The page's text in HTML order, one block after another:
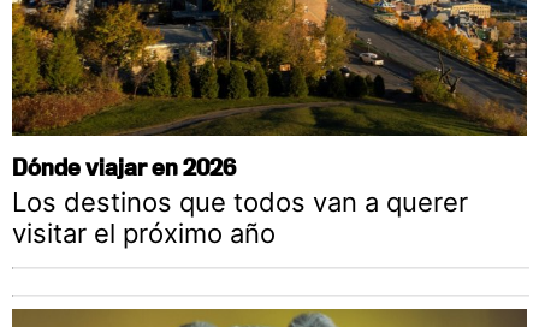
Dónde viajar en 2026
Los destinos que todos van a querer
visitar el próximo año